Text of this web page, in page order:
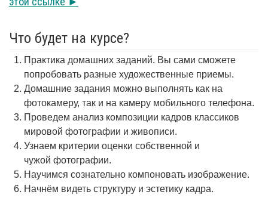
Что будет на курсе?
Практика домашних заданий. Вы сами сможете
попробовать разные художественные приемы.
Домашние задания можно выполнять как на
фотокамеру, так и на камеру мобильного телефона.
Проведем анализ композиции кадров классиков
мировой фотографии и живописи.
Узнаем критерии оценки собственной и
чужой фотографии.
Научимся сознательно компоновать изображение.
Начнём видеть структуру и эстетику кадра.